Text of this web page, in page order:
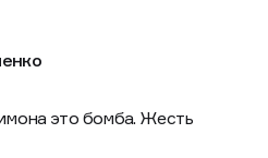
это бомба. Жесть